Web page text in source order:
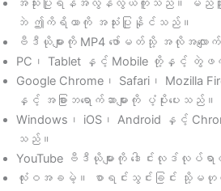
အသုံးပြုရန်အလွန်လွယ်ကူသည်။ မ
ဘဲ ဤကိရိယာကို အသုံးပြုနိုင်သည်။
ဗီဒီယိုများကို MP4 ဖော်မတ်သို့ အလိုအလျောက်
PC၊ Tablet နှင့် Mobile တို့နှင့် တွဲ
Google Chrome၊ Safari၊ Mozilla
နှင့် အခြားဘရောက်ဆာများကို ပံ့ပိုးပေးသည်။
Windows၊ iOS၊ Android နှင့်
သည်။
YouTube ဗီဒီယိုများကို ဒေါင်းလုဒ်လုပ်ရ
လုံးဝအခမဲ့။ စာရင်းသွင်းခြင်း သို့မဟု